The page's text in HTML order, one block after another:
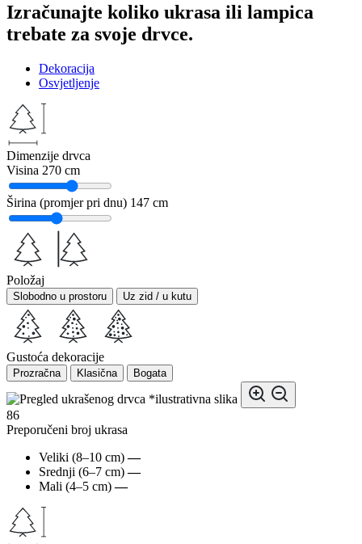
Izračunajte koliko ukrasa ili lampica
trebate za svoje drvce.
Dekoracija
Osvjetljenje
Dimenzije drvca
Visina 270 cm
Širina (promjer pri dnu) 147 cm
Položaj
Slobodno u prostoru Uz zid / u kutu
Gustoća dekoracije
Prozračna Klasična Bogata
*ilustrativna slika
86
Preporučeni broj ukrasa
Veliki (8–10 cm) —
Srednji (6–7 cm) —
Mali (4–5 cm) —